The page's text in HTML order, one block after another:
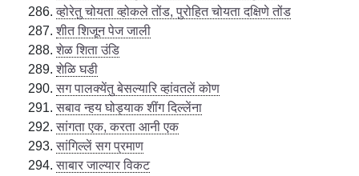
व्होरेतु चोयता व्होकले तोंड, पुरोहित चोयता दक्षिणे तोंड
शीत शिजून पेज जाली
शेळ शिता उंडि
शेळि घडी
सग पालक्येंतु बेसल्यारि व्हांवतलें कोण
सबाव न्हय घोड्याक शींग दिल्लेंना
सांगता एक, करता आनी एक
सांगिल्लें सग प्रमाण
साबार जाल्यार विकट